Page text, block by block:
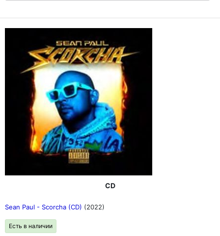
CD
Sean Paul - Scorcha (CD) (2022)
Есть в наличии